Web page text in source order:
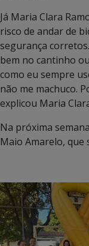
Já Maria Clara
risco de andar de
segurança
bem no cantinho
como eu sempre
não me machuco.
explicou Maria
Na próxima
Maio Amarelo, que